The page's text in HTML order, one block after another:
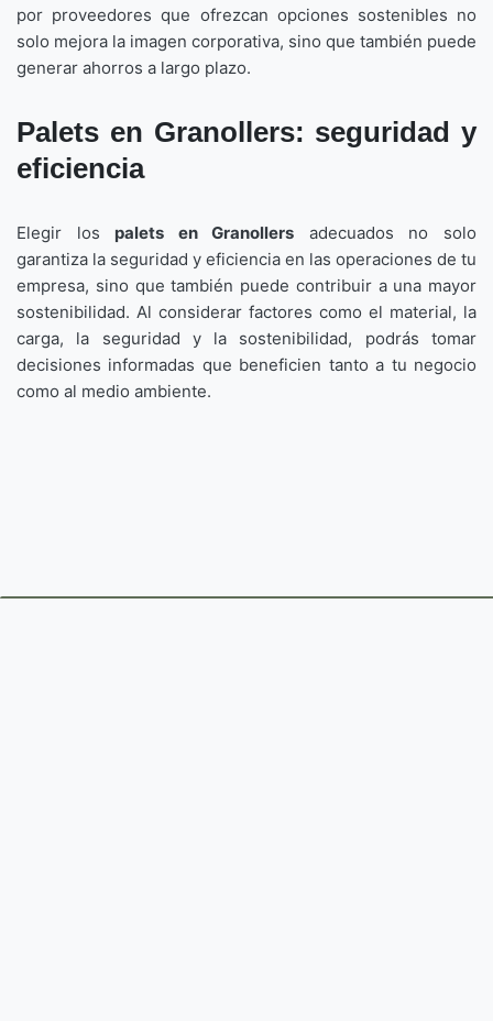
por proveedores que ofrezcan opciones sostenibles no
solo mejora la imagen corporativa, sino que también puede
generar ahorros a largo plazo.
Palets en Granollers: seguridad y
eficiencia
Elegir los palets en Granollers adecuados no solo
garantiza la seguridad y eficiencia en las operaciones de tu
empresa, sino que también puede contribuir a una mayor
sostenibilidad. Al considerar factores como el material, la
carga, la seguridad y la sostenibilidad, podrás tomar
decisiones informadas que beneficien tanto a tu negocio
como al medio ambiente.